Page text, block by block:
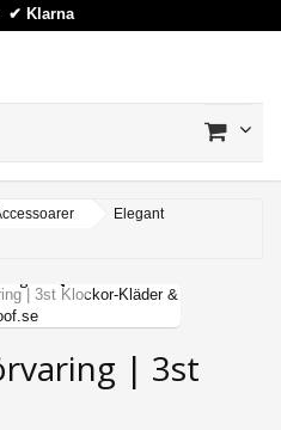
✔ Klarna
Elegant
| 3st